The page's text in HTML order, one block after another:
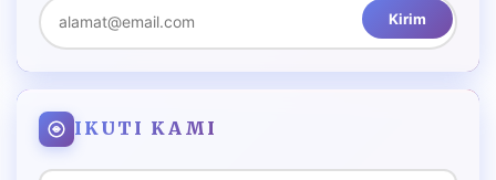
Kirim
IKUTI KAMI